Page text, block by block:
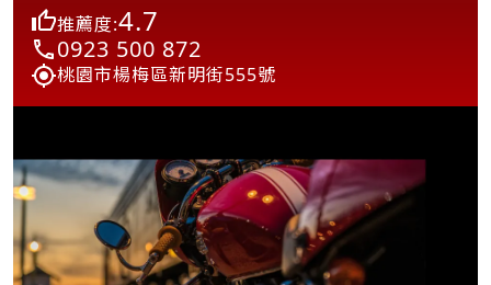
推薦度:4.7
0923 500 872
桃園市楊梅區新明街555號